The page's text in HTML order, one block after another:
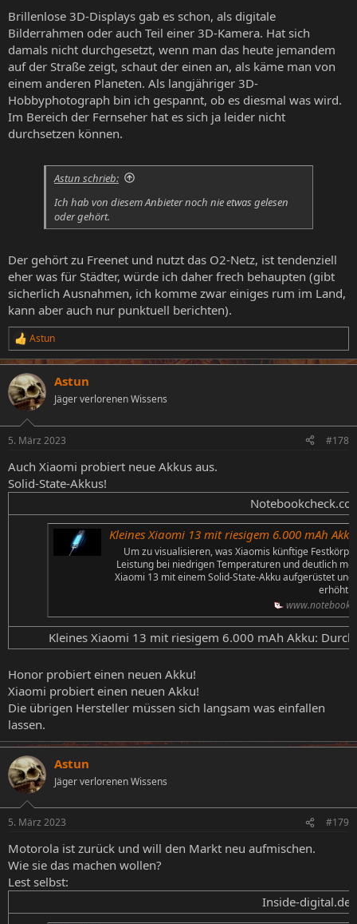
Brillenlose 3D-Displays gab es schon, als digitale
Bilderrahmen oder auch Teil einer 3D-Kamera. Hat sich
damals nicht durchgesetzt, wenn man das heute jemandem
auf der Straße zeigt, schaut der einen an, als käme man von
einem anderen Planeten. Als langjähriger 3D-
Hobbyphotograph bin ich gespannt, ob es diesmal was wird.
Im Bereich der Fernseher hat es sich ja leider nicht
durchsetzen können.
Astun schrieb:
Ich hab von diesem Anbieter noch nie etwas gelesen
oder gehört.
Der gehört zu Freenet und nutzt das O2-Netz, ist tendenziell
eher was für Städter, würde ich daher frech behaupten (gibt
sicherlich Ausnahmen, ich komme zwar einiges rum im Land,
kann aber auch nur punktuell berichten).
R
e
a
k
t
i
e
:
Astun
Astun
Jäger verlorenen Wissens
5. März 2023 #178
Auch Xiaomi probiert neue Akkus aus.
Solid-State-Akkus!
Kleines Xiaomi 13 mit riesigem 6.000 mAh Akku:
Um zu visualisieren, was Xiaomis künftige
Leistung bei niedrigen Temperaturen und deutlich
Xiaomi 13 mit einem Solid-State-Akku aufgerüstet
erhöht.
Kleines Xiaomi 13 mit riesigem 6.000 mAh Akku:
Honor probiert einen neuen Akku!
Xiaomi probiert einen neuen Akku!
Die übrigen Hersteller müssen sich langsam was einfallen
lassen.
Astun
Jäger verlorenen Wissens
5. März 2023 #179
Motorola ist zurück und will den Markt neu aufmischen.
Wie sie das machen wollen?
Lest selbst:
Inside-digital.de​